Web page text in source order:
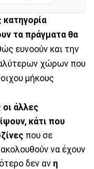
κατηγορία
τα πράγματα θα
ευνοούν και την
χώρων που
μήκους
άλλες
κάτι που
που σε
να έχουν
δεν αν η